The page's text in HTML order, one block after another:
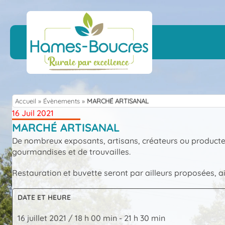
Skip
Accueil » Évènements » MARCHÉ ARTISANAL
16 Juil 2021
MARCHÉ ARTISANAL
De nombreux exposants, artisans, créateurs ou
gourmandises et de trouvailles.
Restauration et buvette seront par ailleurs proposées,
DATE ET HEURE
16 juillet 2021 / 18 h 00 min -21 h 30 min